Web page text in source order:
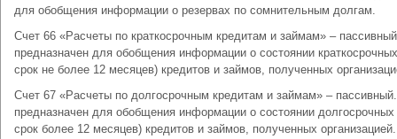
для обобщения информации о резервах по сомнительным долгам.
Счет 66 «Расчеты по краткосрочным кредитам и займам» –
предназначен для обобщения информации о состоянии
срок не более 12 месяцев) кредитов и займов, полученных
Счет 67 «Расчеты по долгосрочным кредитам и займам» –
предназначен для обобщения информации о состоянии долгосрочных
срок более 12 месяцев) кредитов и займов, полученных организацией.